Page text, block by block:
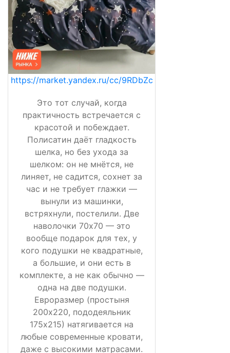
https://market.yandex.ru/cc/9RDbZc
Это тот случай, когда
практичность встречается с
красотой и побеждает.
Полисатин даёт гладкость
шелка, но без ухода за
шелком: он не мнётся, не
линяет, не садится, сохнет за
час и не требует глажки —
вынули из машинки,
встряхнули, постелили. Две
наволочки 70х70 — это
вообще подарок для тех, у
кого подушки не квадратные,
а большие, и они есть в
комплекте, а не как обычно —
одна на две подушки.
Евроразмер (простыня
200х220, пододеяльник
175х215) натягивается на
любые современные кровати,
даже с высокими матрасами.